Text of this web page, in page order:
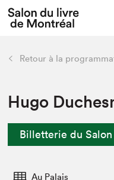
L'événement
Préparer sa
Actualités
retour
Préparer sa visite
Liens pratiques
Retour à la
Hugo
Billetterie du Salon
Au Palais